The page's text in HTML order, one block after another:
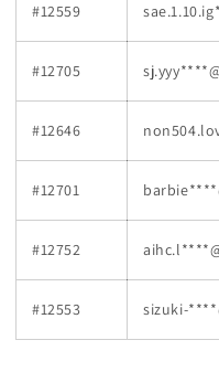
#12559
#12705
#12646
#12701
#12752
#12553 sizuki-